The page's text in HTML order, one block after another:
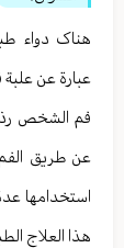
هناک دواء
عبارة عن
فم الشخص
عن طریق
استخدامها
هذا العلاج